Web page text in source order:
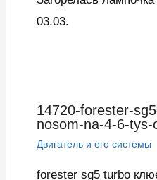
03.03.
14720-forester-
nosom-na-4-6-
Двигатель и его системы
forester sg5 turbo